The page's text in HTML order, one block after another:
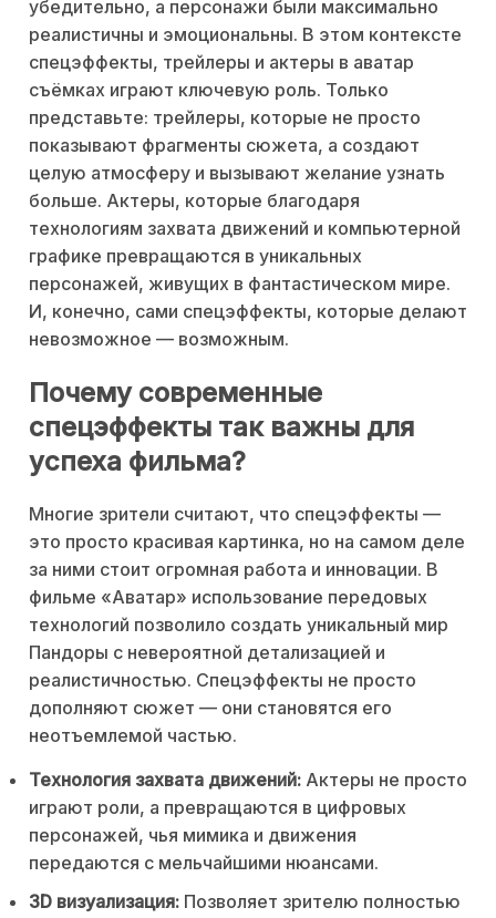
убедительно, а персонажи были максимально
реалистичны и эмоциональны. В этом контексте
спецэффекты, трейлеры и актеры в аватар
съёмках играют ключевую роль. Только
представьте: трейлеры, которые не просто
показывают фрагменты сюжета, а создают
целую атмосферу и вызывают желание узнать
больше. Актеры, которые благодаря
технологиям захвата движений и компьютерной
графике превращаются в уникальных
персонажей, живущих в фантастическом мире.
И, конечно, сами спецэффекты, которые делают
невозможное — возможным.
Почему современные
спецэффекты так важны для
успеха фильма?
Многие зрители считают, что спецэффекты —
это просто красивая картинка, но на самом деле
за ними стоит огромная работа и инновации. В
фильме «Аватар» использование передовых
технологий позволило создать уникальный мир
Пандоры с невероятной детализацией и
реалистичностью. Спецэффекты не просто
дополняют сюжет — они становятся его
неотъемлемой частью.
Технология захвата движений: Актеры не просто
играют роли, а превращаются в цифровых
персонажей, чья мимика и движения
передаются с мельчайшими нюансами.
3D визуализация: Позволяет зрителю полностью